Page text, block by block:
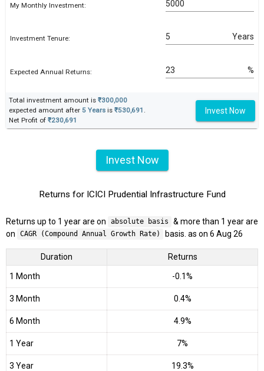
My Monthly Investment:
Investment Tenure: Years
Expected Annual Returns: %
Total investment amount is ₹300,000
expected amount after 5 Years is ₹530,691 .
Net Profit of ₹230,691
Invest Now
Invest Now
Returns for ICICI Prudential Infrastructure Fund
Returns up to 1 year are on absolute basis
& more than 1 year are
on
CAGR (Compound Annual Growth Rate) basis. as on 6 Aug 26
Duration Returns
1 Month -0.1%
3 Month 0.4%
6 Month 4.9%
1 Year 7%
3 Year 19.3%